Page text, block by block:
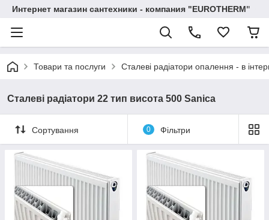
Интернет магазин сантехники - компания "EUROTHERM"
Товари та послуги Сталеві радіатори опалення - в
Сталеві радіатори 22 тип висота 500 Sanica
Сортування 0 Фільтри